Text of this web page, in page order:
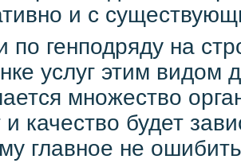
и с
по генподряду на
услуг этим видом
множество
и качество будет
главное не